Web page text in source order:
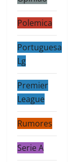
Polemica
Portuguesa
Lg
Premier
League
Rumores
Serie A